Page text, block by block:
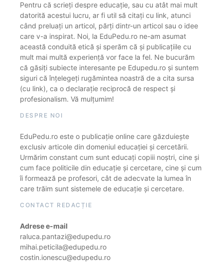
Pentru că scrieți despre educație, sau cu atât mai mult
datorită acestui lucru, ar fi util să citați cu link, atunci
când preluați un articol, părți dintr-un articol sau o idee
care v-a inspirat. Noi, la EduPedu.ro ne-am asumat
această conduită etică și sperăm că și publicațiile cu
mult mai multă experiență vor face la fel. Ne bucurăm
că găsiți subiecte interesante pe Edupedu.ro și suntem
siguri că înțelegeți rugămintea noastră de a cita sursa
(cu link), ca o declarație reciprocă de respect și
profesionalism. Vă mulțumim!
DESPRE NOI
EduPedu.ro este o publicație online care găzduiește
exclusiv articole din domeniul educației și cercetării.
Urmărim constant cum sunt educați copiii noștri, cine și
cum face politicile din educație și cercetare, cine și cum
îi formează pe profesori, cât de adecvate la lumea în
care trăim sunt sistemele de educație și cercetare.
CONTACT REDACȚIE
Adrese e-mail
raluca.pantazi@edupedu.ro
mihai.peticila@edupedu.ro
costin.ionescu@edupedu.ro